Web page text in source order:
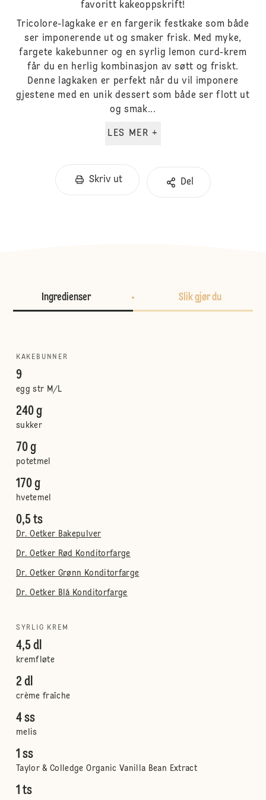
favoritt kakeoppskrift!
Tricolore-lagkake er en fargerik festkake som både
ser imponerende ut og smaker frisk. Med myke,
fargete kakebunner og en syrlig lemon curd-krem
får du en herlig kombinasjon av søtt og friskt.
Denne lagkaken er perfekt når du vil imponere
gjestene med en unik dessert som både ser flott ut
og smak...
LES MER +
Skriv ut Del
Ingredienser Slik gjør du
KAKEBUNNER
9
egg str M/L
240 g
sukker
70 g
potetmel
170 g
hvetemel
0,5 ts
Dr. Oetker Bakepulver
Dr. Oetker Rød Konditorfarge
Dr. Oetker Grønn Konditorfarge
Dr. Oetker Blå Konditorfarge
SYRLIG KREM
4,5 dl
kremfløte
2 dl
crème fraîche
4 ss
melis
1 ss
Taylor & Colledge Organic Vanilla Bean Extract
1 ts